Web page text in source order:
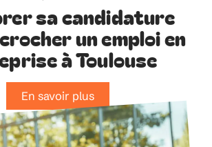
sa candidature
un emploi en
à Toulouse
En savoir plus